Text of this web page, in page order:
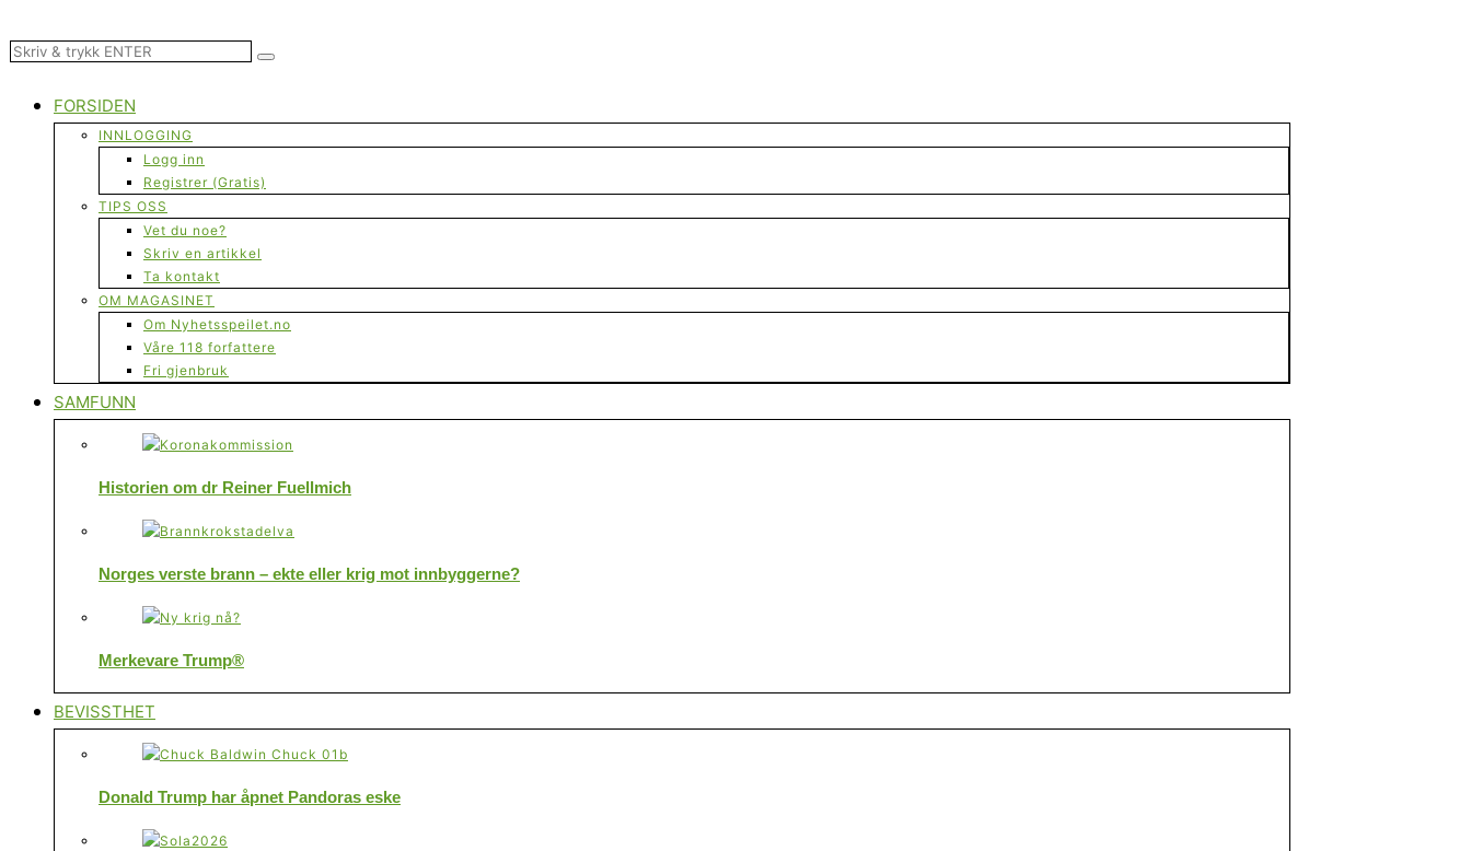
FORSIDEN
INNLOGGING
Logg inn
Registrer (Gratis)
TIPS OSS
Vet du noe?
Skriv en artikkel
Ta kontakt
OM MAGASINET
Om Nyhetsspeilet.no
Våre 118 forfattere
Fri gjenbruk
SAMFUNN
Historien om dr Reiner Fuellmich
Norges verste brann – ekte eller krig mot innbyggerne?
Merkevare Trump®
BEVISSTHET
Donald Trump har åpnet Pandoras eske